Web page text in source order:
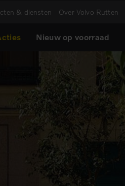
& diensten Over Volvo Rutten
Nieuw op voorraad